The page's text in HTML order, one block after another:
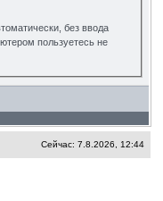
без ввода
пользуетесь не
Сейчас: 7.8.2026, 12:44